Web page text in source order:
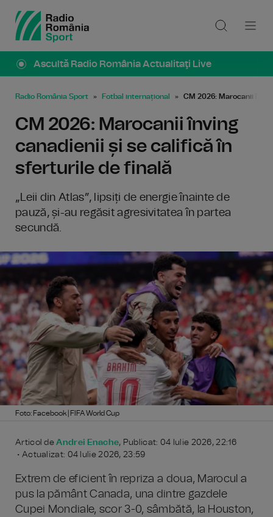
Ascultă Radio România Actualitaţi Live
Radio România Sport Fotbal internațional CM 2026: Marocanii
CM 2026: Marocanii înving
canadienii și se califică în
sferturile de finală
„Leii din Atlas”, lipsiți de energie înainte de
pauză, și-au regăsit agresivitatea în partea
secundă.
Foto: Facebook | FIFA World Cup
Articol deAndrei Enache, Publicat: 04 Iulie 2026, 22:16
• Actualizat: 04 Iulie 2026, 23:59
Extrem de eficient în repriza a doua, Marocul a
pus la pământ Canada, una dintre gazdele
Cupei Mondiale, scor 3-0, sâmbătă, la Houston,